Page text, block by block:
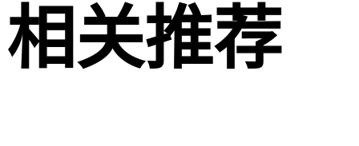
相关推荐